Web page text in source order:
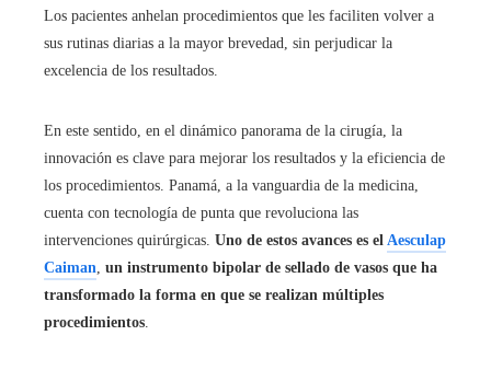
Los pacientes anhelan procedimientos que les faciliten volver a
sus rutinas diarias a la mayor brevedad, sin perjudicar la
excelencia de los resultados.
En este sentido, en el dinámico panorama de la cirugía, la
innovación es clave para mejorar los resultados y la eficiencia de
los procedimientos. Panamá, a la vanguardia de la medicina,
cuenta con tecnología de punta que revoluciona las
intervenciones quirúrgicas. Uno de estos avances es el Aesculap
Caiman, un instrumento bipolar de sellado de vasos que ha
transformado la forma en que se realizan múltiples
procedimientos.